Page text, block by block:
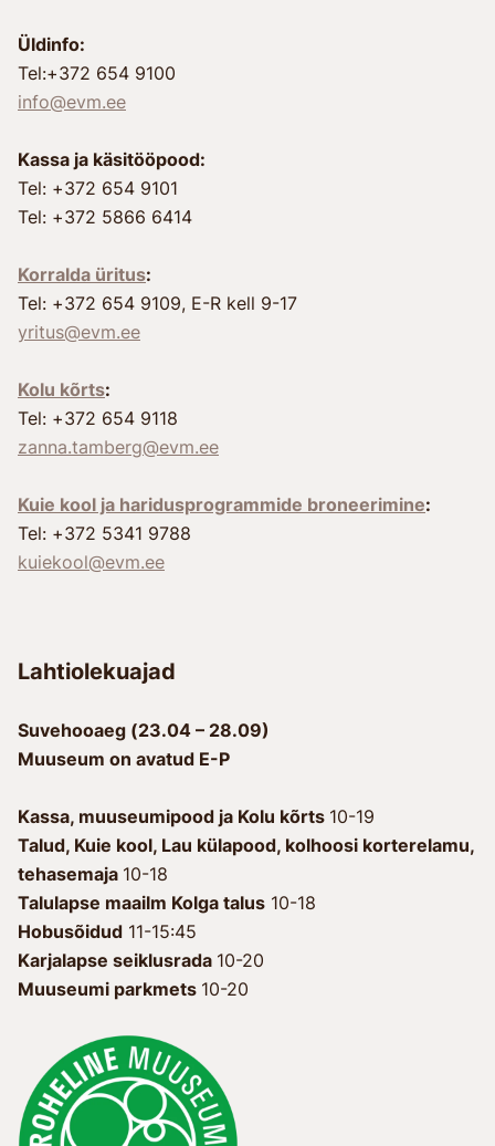
Üldinfo:
Tel:+372 654 9100
info@evm.ee
Kassa ja käsitööpood:
Tel: +372 654 9101
Tel: +372 5866 6414
Korralda üritus:
Tel: +372 654 9109, E-R kell 9-17
yritus@evm.ee
Kolu kõrts:
Tel: +372 654 9118
zanna.tamberg@evm.ee
Kuie kool ja haridusprogrammide broneerimine:
Tel: +372 5341 9788
kuiekool@evm.ee
Lahtiolekuajad
Suvehooaeg (23.04 – 28.09)
Muuseum on avatud E-P
Kassa, muuseumipood ja Kolu kõrts 10-19
Talud, Kuie kool, Lau külapood, kolhoosi korterelamu,
tehasemaja 10-18
Talulapse maailm Kolga talus 10-18
Hobusõidud 11-15:45
Karjalapse seiklusrada 10-20
Muuseumi parkmets 10-20